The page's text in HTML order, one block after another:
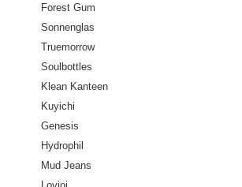
Forest Gum
Sonnenglas
Truemorrow
Soulbottles
Klean Kanteen
Kuyichi
Genesis
Hydrophil
Mud Jeans
Lovjoi